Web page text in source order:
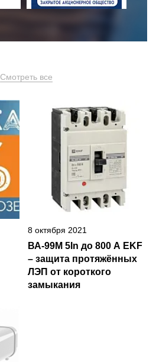
Смотреть все
8 октября 2021
ВА-99М 5In до 800 А EKF
– защита протяжённых
ЛЭП от короткого
замыкания